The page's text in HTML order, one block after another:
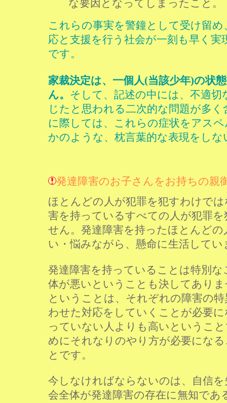
な要因となってしまったこと。
これらの事実を警鐘として受け留
応と支援を行う社会が一刻も早く
です。
家裁決定は、一個人(当該少年)の状
ん。 そして、記述の中には、不適
じたと思われる二次的な問題が多
に際しては、これらの症状をアス
かのような、枕言葉的な表現をし
発達障害のお子さんをお持ちの親
ほとんどの人が犯罪を犯すわけで
害を持っているすべての人が犯罪
せん。発達障害を持ったほとんど
い・悩みながら、懸命に生活してい
発達障害を持っていることは特別
体が悪いということも決してあり
ということは、それぞれの障害の
わせた対応をしていくことが必要
っていない人よりも高いというこ
めにそれなりのやり方が必要にな
とです。
今しなければならないのは、自信
会全体が発達障害の存在に無知で